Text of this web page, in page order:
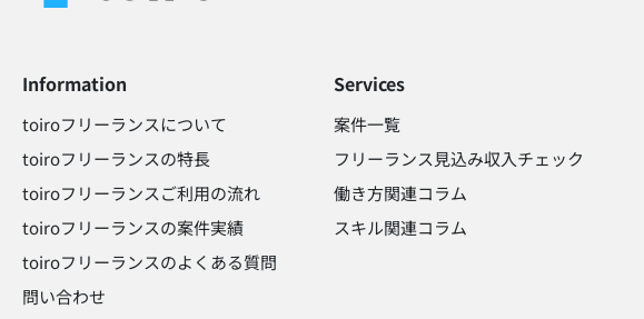
Information
toiroフリーランスについて
toiroフリーランスの特長
toiroフリーランスご利用の流れ
toiroフリーランスの案件実績
toiroフリーランスのよくある質問
問い合わせ​
Services
案件一覧
フリーランス見込み収入チェック​
働き方関連コラム​
スキル関連コラム​